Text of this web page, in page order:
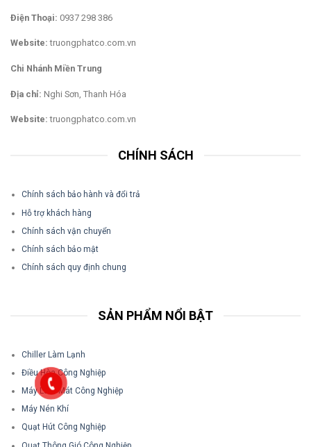
Điện Thoại: 0937 298 386
Website: truongphatco.com.vn
Chi Nhánh Miền Trung
Địa chỉ: Nghi Sơn, Thanh Hóa
Website: truongphatco.com.vn
CHÍNH SÁCH
Chính sách bảo hành và đổi trả
Hỗ trợ khách hàng
Chính sách vận chuyển
Chính sách bảo mật
Chính sách quy định chung
SẢN PHẨM NỔI BẬT
Chiller Làm Lạnh
Điều Hòa Công Nghiệp
Máy Làm Mát Công Nghiệp
Máy Nén Khí
Quạt Hút Công Nghiệp